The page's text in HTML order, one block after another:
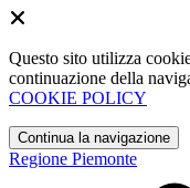
Questo sito utilizza
continuazione della
COOKIE POLICY
Continua la navigazione
Regione Piemonte